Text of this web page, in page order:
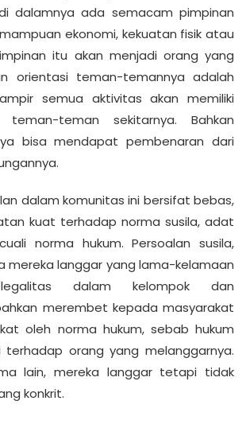
dalamnya ada semacam pimpinan
ekonomi, kekuatan fisik atau
itu akan menjadi orang yang
orientasi teman-temannya adalah
semua aktivitas akan memiliki
teman-teman sekitarnya. Bahkan
bisa mendapat pembenaran dari
dalam komunitas ini bersifat bebas,
kuat terhadap norma susila, adat
norma hukum. Persoalan susila,
mereka langgar yang lama-kelamaan
dalam kelompok dan
merembet kepada masyarakat
oleh norma hukum, sebab hukum
terhadap orang yang melanggarnya.
lain, mereka langgar tetapi tidak
konkrit.